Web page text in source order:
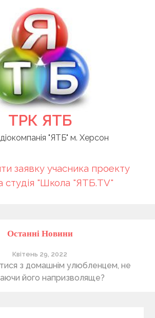
ТРК ЯТБ
"ЯТБ" м. Херсон
заявку учасника проекту
студія "Школа "ЯТБ.TV"
Останні Новини
Квітень 29, 2022
з домашнім улюбленцем, не
його напризволяще?